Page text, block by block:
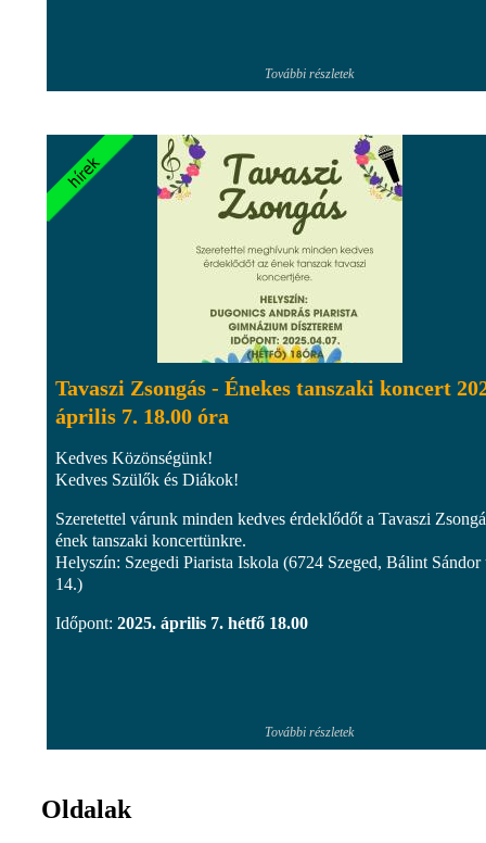
További részletek
Tavaszi Zsongás - Énekes tanszaki koncert
április 7. 18.00 óra
Kedves Közönségünk!
Kedves Szülők és Diákok!
Szeretettel várunk minden kedves érdeklődőt a Tavaszi
ének tanszaki koncertünkre.
Helyszín: Szegedi Piarista Iskola (6724 Szeged, Bálint Sándor
14.)
Időpont: 2025. április 7. hétfő 18.00
További részletek
Oldalak